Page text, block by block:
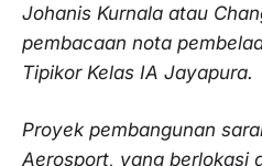
Johanis Kurnala atau
pembacaan nota
Tipikor Kelas IA Jayapura.
Proyek pembangunan
Aerosport, yang berlokasi